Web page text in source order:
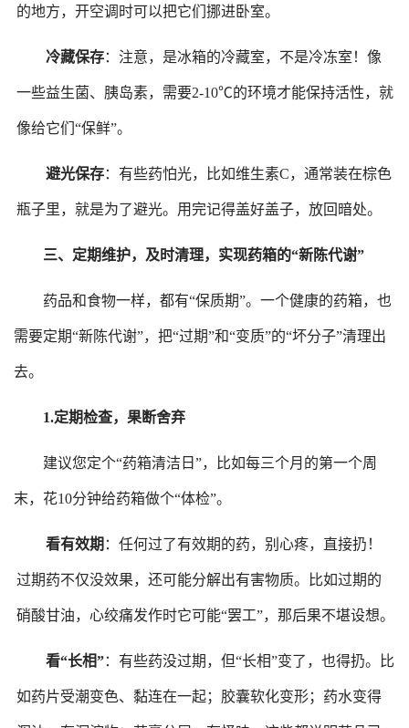
的地方，开空调时可以把它们挪进卧室。
冷藏保存：注意，是冰箱的冷藏室，不是冷冻室！像
一些益生菌、胰岛素，需要2-10℃的环境才能保持活性，就
像给它们“保鲜”。
避光保存：有些药怕光，比如维生素C，通常装在棕色
瓶子里，就是为了避光。用完记得盖好盖子，放回暗处。
三、 定期维护，及时清理， 实现药箱的“新陈代谢”
药品和食物一样，都有“保质期”。一个健康的药箱，也
需要定期“新陈代谢”，把“过期”和“变质”的“坏分子”清理出
去。
1.定期检查，果断舍弃
建议您定个“药箱清洁日”，比如每三个月的第一个周
末，花10分钟给药箱做个“体检”。
看有效期 ：任何过了有效期的药，别心疼，直接扔！
过期药不仅没效果，还可能分解出有害物质。比如过期的
硝酸甘油，心绞痛发作时它可能“罢工”，那后果不堪设想。
看“长相”：有些药没过期，但“长相”变了，也得扔。比
如药片受潮变色、 黏连在一起；胶囊软化变形；药水变得